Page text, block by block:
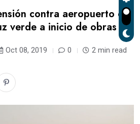
contra aeropuerto en
verde a inicio de obras
Oct 08, 2019 0 2 min read